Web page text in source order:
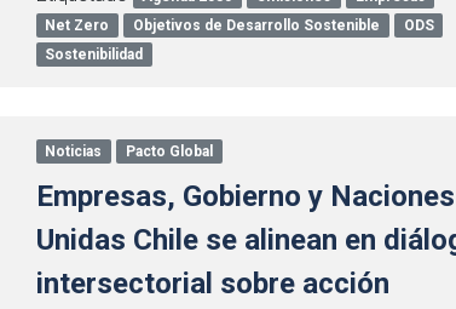
Net Zero
Objetivos de Desarrollo Sostenible
ODS
Sostenibilidad
Noticias Pacto Global
Empresas, Gobierno y Naciones
Unidas Chile se alinean en
intersectorial sobre acción